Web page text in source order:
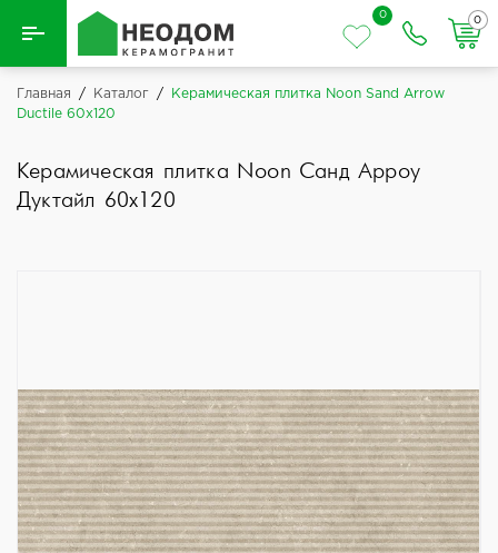
Назад
0
0
Главная / Каталог /
Керамическая плитка Noon Sand Arrow
Ductile 60x120
Керамическая плитка Noon Санд Арроу
Дуктайл 60x120